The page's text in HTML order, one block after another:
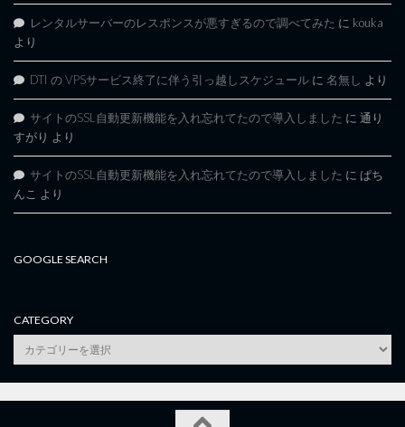
レンタルサーバーのレスポンスが悪すぎるので調べてみた に kouka
より
DTI の VPSサービス終了に伴う引っ越しスケジュール に 名無し より
サイトのSSL自動更新機能を入れ忘れてたので導入しました に 通り
すがり より
サイトのSSL自動更新機能を入れ忘れてたので導入しました に ぱち
んこ より
GOOGLE SEARCH
CATEGORY
category